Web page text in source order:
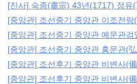
[진사] 숙종(肅宗) 43년(1717) 정
[중앙관] 조선중기 중앙관 이조전랑
[중앙관] 조선중기 중앙관 예문관
[중앙관] 조선중기 중앙관 홍문관(
[중앙관] 조선후기 중앙관 비변사(
[중앙관] 조선후기 중앙관 비변사(